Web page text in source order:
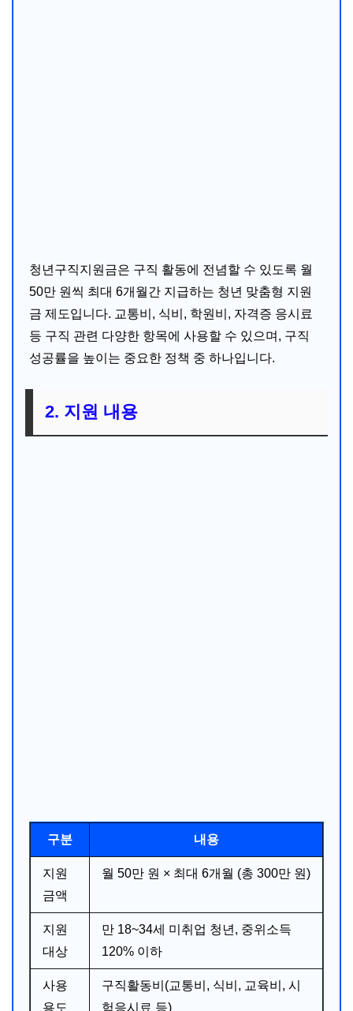
청년구직지원금은 구직 활동에 전념할 수 있도록 월
50만 원씩 최대 6개월간 지급하는 청년 맞춤형 지원
금 제도입니다. 교통비, 식비, 학원비, 자격증 응시료
등 구직 관련 다양한 항목에 사용할 수 있으며, 구직
성공률을 높이는 중요한 정책 중 하나입니다.
2. 지원 내용
구분 내용
지원
금액
월 50만 원 × 최대 6개월 (총 300만 원)
지원
대상
만 18~34세 미취업 청년, 중위소득
120% 이하
사용
용도
구직활동비(교통비, 식비, 교육비, 시
험응시료 등)